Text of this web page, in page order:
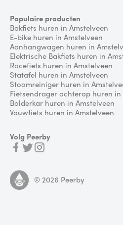
Populaire producten
Bakfiets huren in Amstelveen
E-bike huren in Amstelveen
Aanhangwagen huren in
Elektrische Bakfiets huren in
Racefiets huren in Amstelveen
Statafel huren in Amstelveen
Stoomreiniger huren in
Fietsendrager achterop huren in
Bolderkar huren in Amstelveen
Vouwfiets huren in Amstelveen
Volg Peerby
© 2026 Peerby